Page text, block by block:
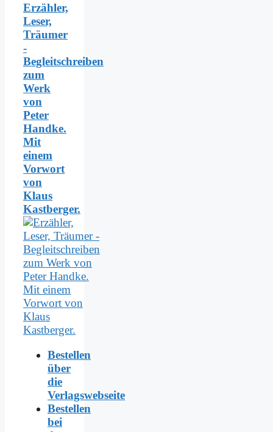
Erzähler,
Leser,
Träumer
-
Begleitschreiben
zum
Werk
von
Peter
Handke.
Mit
einem
Vorwort
von
Klaus
Kastberger.
Bestellen
über
die
Verlagswebseite
Bestellen
bei